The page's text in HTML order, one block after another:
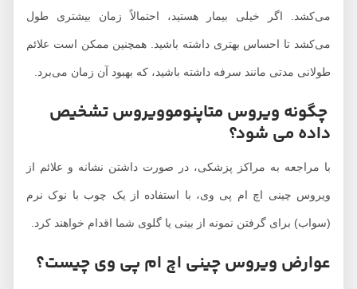
می‌کشد. اگر خیلی بیمار هستید، احتمالاً زمان بیشتری طول
می‌کشد تا احساس بهتری داشته باشید. همچنین ممکن است علائم
طولانی مدتی مانند سرفه داشته باشید، که بهبود آن زمان می‌برد.
چگونه ویروس متاپنوموویروس تشخیص
داده می شود؟
با مراجعه به مراکز پزشکی، در صورت داشتن نشانه و علائم از
ویروس چینی اچ ام پی وی، با استفاده از یک چوب با نوک نرم
(سواب) برای گرفتن نمونه از بینی یا گلوی شما اقدام خواهند کرد.
عوارض ویروس چینی اچ ام پی وی چیست؟